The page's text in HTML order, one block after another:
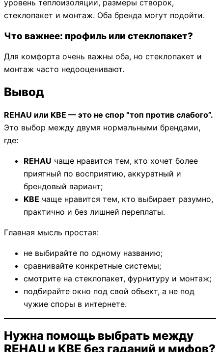
уровень теплоизоляции, размеры створок,
стеклопакет и монтаж. Оба бренда могут подойти.
Что важнее: профиль или стеклопакет?
Для комфорта очень важны оба, но стеклопакет и
монтаж часто недооценивают.
Вывод
REHAU или KBE — это не спор “топ против слабого”.
Это выбор между двумя нормальными брендами,
где:
REHAU чаще нравится тем, кто хочет более
приятный по восприятию, аккуратный и
брендовый вариант;
KBE чаще нравится тем, кто выбирает разумно,
практично и без лишней переплаты.
Главная мысль простая:
не выбирайте по одному названию;
сравнивайте конкретные системы;
смотрите на стеклопакет, фурнитуру и монтаж;
подбирайте окно под свой объект, а не под
чужие споры в интернете.
Нужна помощь выбрать между
REHAU и KBE без гаданий и мифов?